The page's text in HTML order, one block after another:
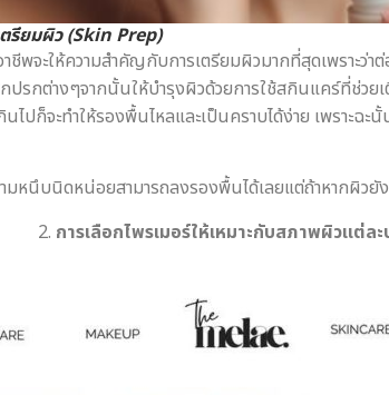
ตรียมผิว (Skin Prep)
จะให้ความสำคัญกับการเตรียมผิวมากที่สุดเพราะ
กปรกต่างๆจากนั้นให้บำรุงผิวด้วยการใช้สกินแคร์ที่ช่
ก็จะทำให้รองพื้นไหลและเป็นคราบได้ง่าย เพราะฉ
มหนึบนิดหน่อยสามารถลงรองพื้นได้เลยแต่ถ้าหากผิ
2. การเลือกไพรเมอร์ให้เหมาะกับสภาพผิวแต่ละ